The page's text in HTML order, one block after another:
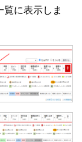
に表示しま